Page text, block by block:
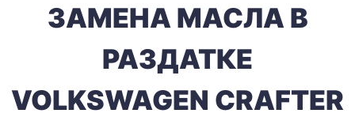
ЗАМЕНА МАСЛА В
РАЗДАТКЕ
VOLKSWAGEN CRAFTER